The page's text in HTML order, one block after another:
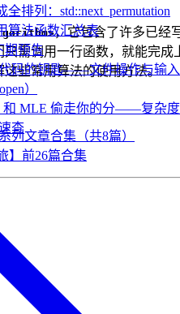
全排列：std::next_permutation
算法函数汇总表
期预告
码的钥匙——文件操作与输
）
和 MLE 偷走你的分——复杂
查
，它包含了许多已经
需调用一行函数，就能完成
些常用算法的使用方法。
列文章合集（共8篇）
】前26篇合集